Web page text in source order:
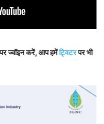
ज्वॉइन करें, आप हमेंट्विटरपर भी